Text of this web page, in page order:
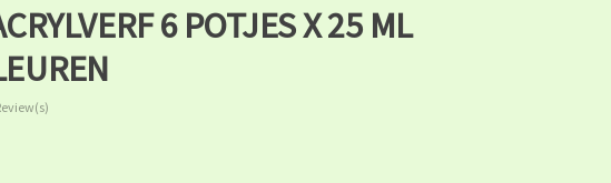
6 POTJES X 25 ML